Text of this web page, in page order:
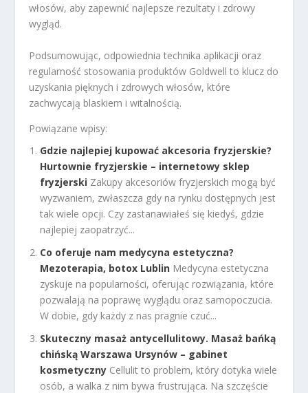
włosów, aby zapewnić najlepsze rezultaty i zdrowy
wygląd.
Podsumowując, odpowiednia technika aplikacji oraz
regularność stosowania produktów Goldwell to klucz do
uzyskania pięknych i zdrowych włosów, które
zachwycają blaskiem i witalnością.
Powiązane wpisy:
Gdzie najlepiej kupować akcesoria fryzjerskie?
Hurtownie fryzjerskie – internetowy sklep
fryzjerski Zakupy akcesoriów fryzjerskich mogą być
wyzwaniem, zwłaszcza gdy na rynku dostępnych jest
tak wiele opcji. Czy zastanawiałeś się kiedyś, gdzie
najlepiej zaopatrzyć...
Co oferuje nam medycyna estetyczna?
Mezoterapia, botox Lublin Medycyna estetyczna
zyskuje na popularności, oferując rozwiązania, które
pozwalają na poprawę wyglądu oraz samopoczucia.
W dobie, gdy każdy z nas pragnie czuć...
Skuteczny masaż antycellulitowy. Masaż bańką
chińską Warszawa Ursynów – gabinet
kosmetyczny Cellulit to problem, który dotyka wiele
osób, a walka z nim bywa frustrująca. Na szczęście